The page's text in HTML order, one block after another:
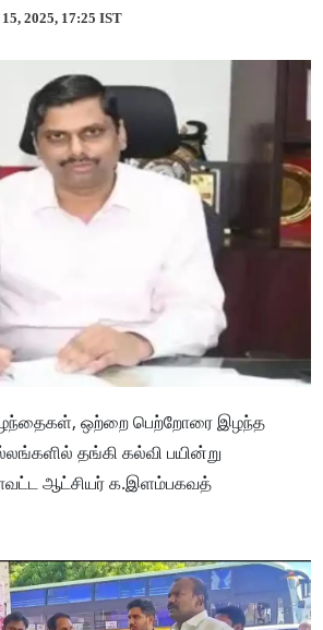
2025, 17:25 IST
ஒற்றை பெற்றோரை இழந்த
தங்கி கல்வி பயின்று
ஆட்சியர் க.இளம்பகவத்